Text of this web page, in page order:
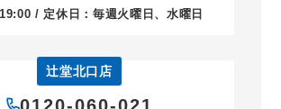
/ 定休日：毎週火曜日、水曜日
辻堂北口店